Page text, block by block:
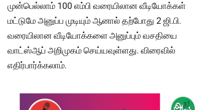
முன்பெல்லாம் 100 எம்பி வரையிலான வீடியோக்கள்
மட்டுமே அனுப்ப முடியும் ஆனால் தற்போது 2 ஜி.பி.
வரையிலான வீடியோக்களை அனுப்பும் வசதியை
வாட்ஸ்ஆப் அறிமுகம் செய்யவுள்ளது. விரைவில்
எதிர்பார்க்கலாம்.